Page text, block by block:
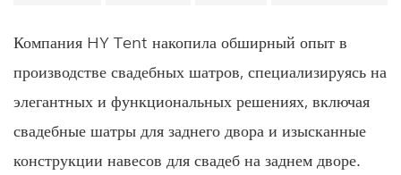
Компания HY Tent накопила обширный опыт в
производстве свадебных шатров, специализируясь на
элегантных и функциональных решениях, включая
свадебные шатры для заднего двора и изысканные
конструкции навесов для свадеб на заднем дворе.